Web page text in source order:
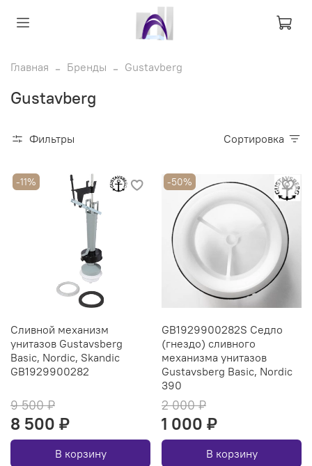
Главная Бренды Gustavberg
Gustavberg
Фильтры Сортировка
-11%
Сливной механизм
унитазов Gustavsberg
Basic, Nordic, Skandic
GB1929900282
9 500 ₽
8 500 ₽
В корзину
-50%
GB1929900282S Седло
(гнездо) сливного
механизма унитазов
Gustavsberg Basic, Nordic
390
2 000 ₽
1 000 ₽
В корзину